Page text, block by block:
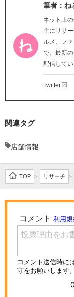
筆者：ね
ネット上
主にリサ
ルメ、フ
で、最新
配信してい
Twitter
関連タグ
店舗情報
TOP > リサーチ >